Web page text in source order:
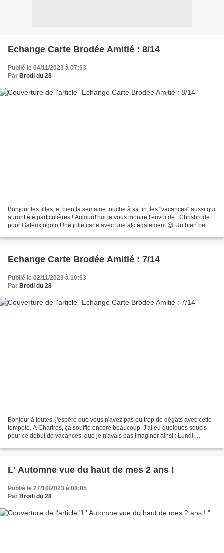
Echange Carte Brodée Amitié : 8/14
Publié le 04/11/2023 à 07:53
Par Brodi du 28
Bonjour les filles, et bien la semaine touche à sa fin, les "vacances" aussi qui
auront été particulières ! Aujourd'hui je vous montre l'envoi de : Chrisbrode
pour Gateux rigolo Une jolie carte avec une atc également 😉 Un bien bel
Echange Carte Brodée Amitié : 7/14
Publié le 02/11/2023 à 10:53
Par Brodi du 28
Bonjour à toutes, j'espère que vous n'avez pas eu trop de dégâts avec cette
tempète. A Chartres, ça souffle encore beaucoup. J'ai eu quelques soucis
pour ce début de vacances, que je n'avais pas imaginer ainsi : Lundi,
L' Automne vue du haut de mes 2 ans !
Publié le 27/10/2023 à 08:05
Par Brodi du 28